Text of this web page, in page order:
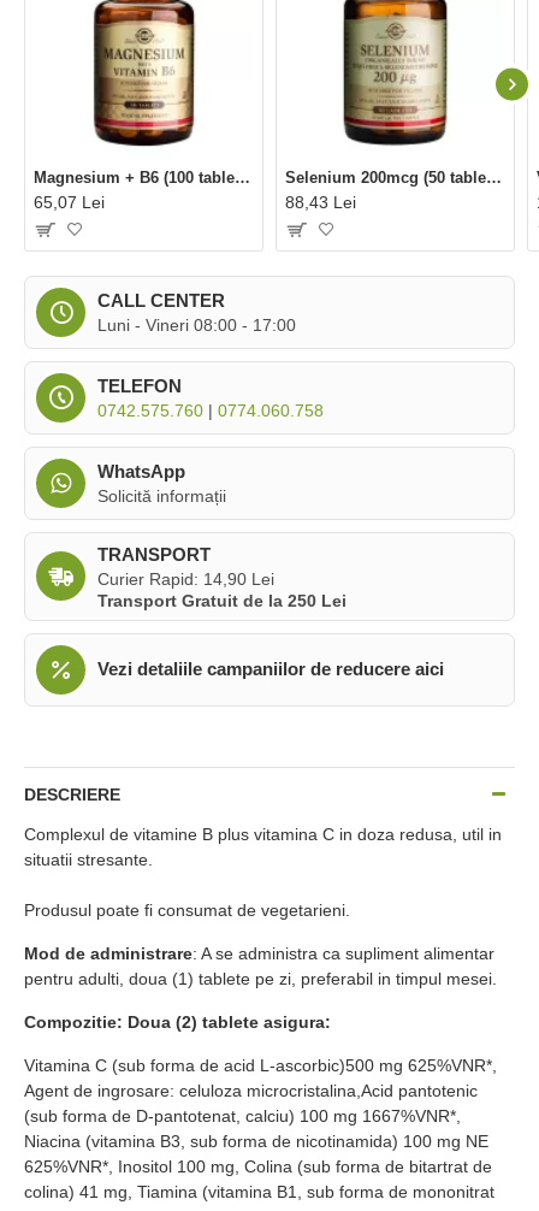
CALL CENTER
Luni - Vineri 08:00 - 17:00
TELEFON
0742.575.760 | 0774.060.758
WhatsApp
Solicită informații
TRANSPORT
Curier Rapid: 14,90 Lei
Transport Gratuit de la 250 Lei
Vezi detaliile campaniilor de reducere aici
Magnesium + B6 (100 tablete), Solgar
65,07 Lei
Selenium 200mcg (50 tablete), Solgar
88,43 Lei
DESCRIERE
Complexul de vitamine B plus vitamina C in doza redusa, util in
situatii stresante.
Produsul poate fi consumat de vegetarieni.
Mod de administrare: A se administra ca supliment alimentar
pentru adulti, doua (1) tablete pe zi, preferabil in timpul mesei.
Compozitie: Doua (2) tablete asigura:
Vitamina C (sub forma de acid L-ascorbic)500 mg 625%VNR*,
Agent de ingrosare: celuloza microcristalina,Acid pantotenic
(sub forma de D-pantotenat, calciu) 100 mg 1667%VNR*,
Niacina (vitamina B3, sub forma de nicotinamida) 100 mg NE
625%VNR*, Inositol 100 mg, Colina (sub forma de bitartrat de
colina) 41 mg, Tiamina (vitamina B1, sub forma de mononitrat